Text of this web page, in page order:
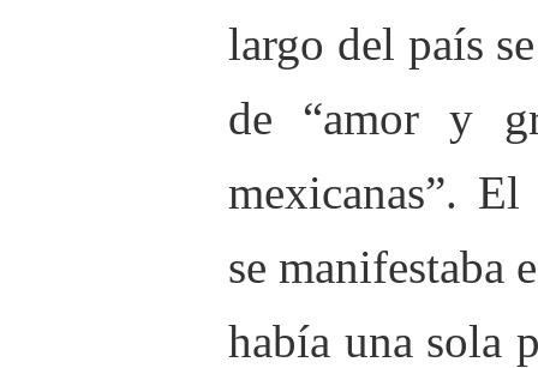
largo del país
de “amor y
mexicanas”.
se manifestaba
había una sola